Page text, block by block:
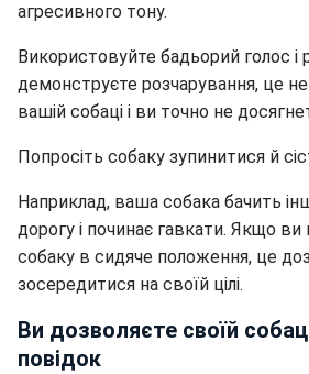
агресивного тону.
Використовуйте бадьорий голос і
демонструєте розчарування, це
вашій собаці і ви точно не
Попросіть собаку зупинитися й
Наприклад, ваша собака бачить
дорогу і починає гавкати. Якщо
собаку в сидяче положення, це
зосередитися на своїй цілі.
Ви дозволяєте своїй
повідок